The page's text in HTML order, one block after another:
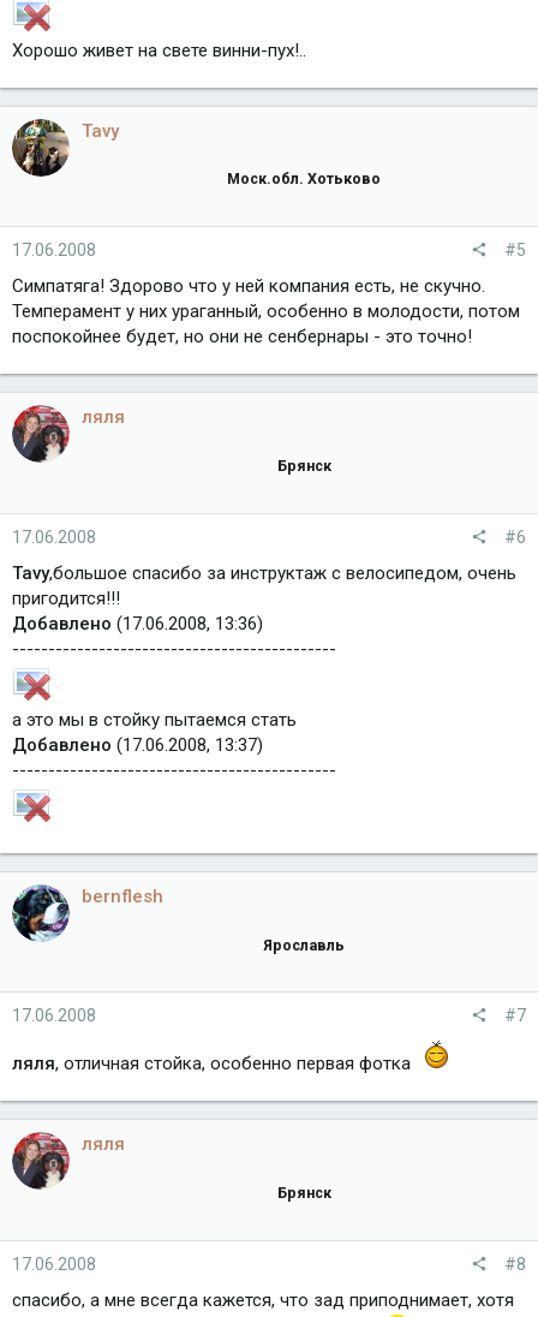
Хорошо живет на свете винни-пух!..
Tavy
Моск.обл. Хотьково
17.06.2008 #5
Симпатяга! Здорово что у ней компания есть, не скучно.
Темперамент у них ураганный, особенно в молодости, потом
поспокойнее будет, но они не сенбернары - это точно!
ляля
Брянск
17.06.2008 #6
Tavy,большое спасибо за инструктаж с велосипедом, очень
пригодится!!!
Добавлено (17.06.2008, 13:36)
---------------------------------------------
а это мы в стойку пытаемся стать
Добавлено (17.06.2008, 13:37)
---------------------------------------------
bernflesh
Ярославль
17.06.2008 #7
ляля, отличная стойка, особенно первая фотка
ляля
Брянск
17.06.2008 #8
спасибо, а мне всегда кажется, что зад приподнимает, хотя